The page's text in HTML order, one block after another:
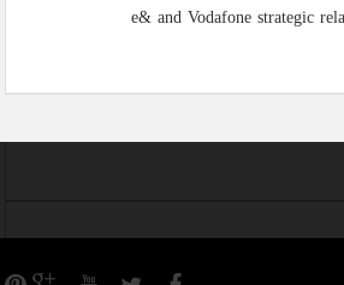
e& and Vodafone strategic